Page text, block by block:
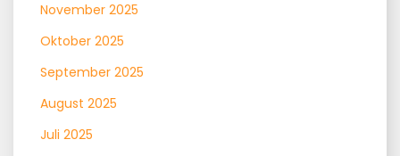
November 2025
Oktober 2025
September 2025
August 2025
Juli 2025